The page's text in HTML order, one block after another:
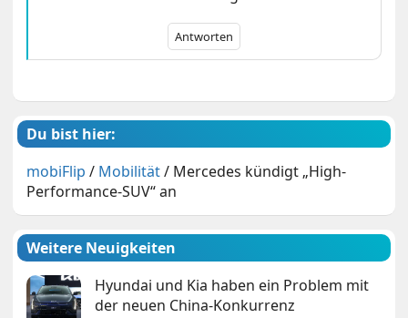
Antworten
Du bist hier:
mobiFlip / Mobilität/ Mercedes kündigt „High-
Performance-SUV“ an
Weitere Neuigkeiten
Hyundai und Kia haben ein Problem mit
der neuen China-Konkurrenz